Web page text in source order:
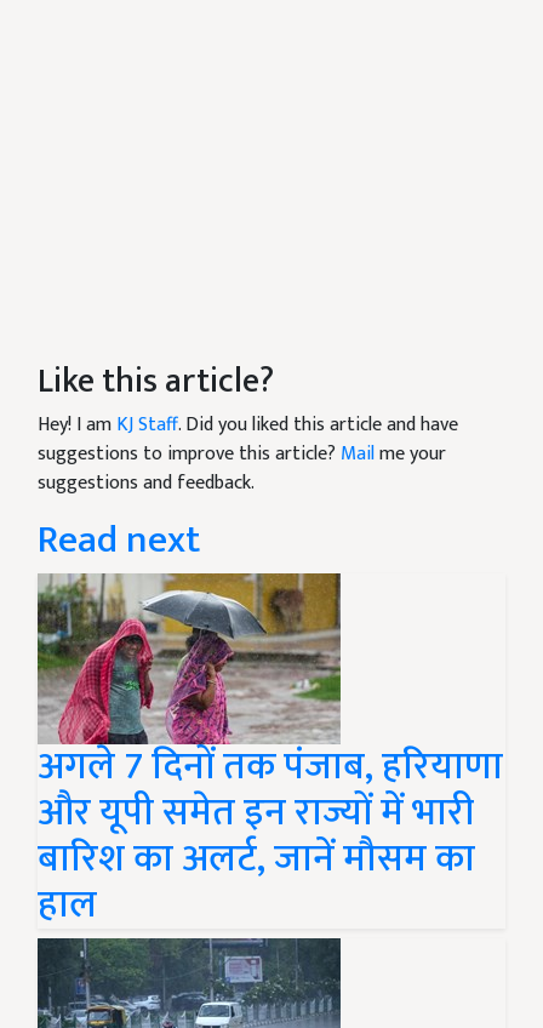
Like this article?
Hey! I amKJ Staff. Did you liked this article and have
suggestions to improve this article? Mailme your
suggestions and feedback.
Read next
अगले 7 दिनों तक पंजाब, हरियाणा
और यूपी समेत इन राज्यों में भारी
बारिश का अलर्ट, जानें मौसम का
हाल